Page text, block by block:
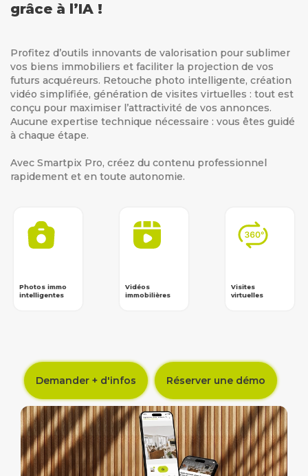
grâce à l’IA !
Profitez d’outils innovants de valorisation pour sublimer
vos biens immobiliers et faciliter la projection de vos
futurs acquéreurs. Retouche photo intelligente, création
vidéo simplifiée, génération de visites virtuelles : tout est
conçu pour maximiser l’attractivité de vos annonces.
Aucune expertise technique nécessaire : vous êtes guidé
à chaque étape.
Avec Smartpix Pro, créez du contenu professionnel
rapidement et en toute autonomie.
Photos immo
intelligentes
Vidéos
immobilières
Visites
virtuelles
Demander + d'infos Réserver une démo